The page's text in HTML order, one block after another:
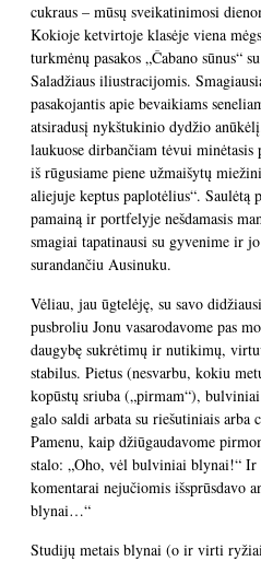
cukraus – mūsų sveikatinimosi
Kokioje ketvirtoje klasėje viena
turkmėnų pasakos „Čabano sūnus“
Saladžiaus iliustracijomis.
pasakojantis apie bevaikiams
atsiradusį nykštukinio dydžio
laukuose dirbančiam tėvui minėtasis
iš rūgusiame piene užmaišytų
aliejuje keptus paplotėlius“. Saulėtą
pamainą ir portfelyje nešdamasis
smagiai tapatinausi su gyvenime ir
surandančiu Ausinuku.
Vėliau, jau ūgtelėję, su savo
pusbroliu Jonu vasarodavome pas
daugybę sukrėtimų ir nutikimų,
stabilus. Pietus (nesvarbu, kokiu
kopūstų sriuba („pirmam“),
galo saldi arbata su riešutiniais
Pamenu, kaip džiūgaudavome
stalo: „Oho, vėl bulviniai blynai!“
komentarai nejučiomis išsprūsdavo
blynai…“
Studijų metais blynai (o ir virti